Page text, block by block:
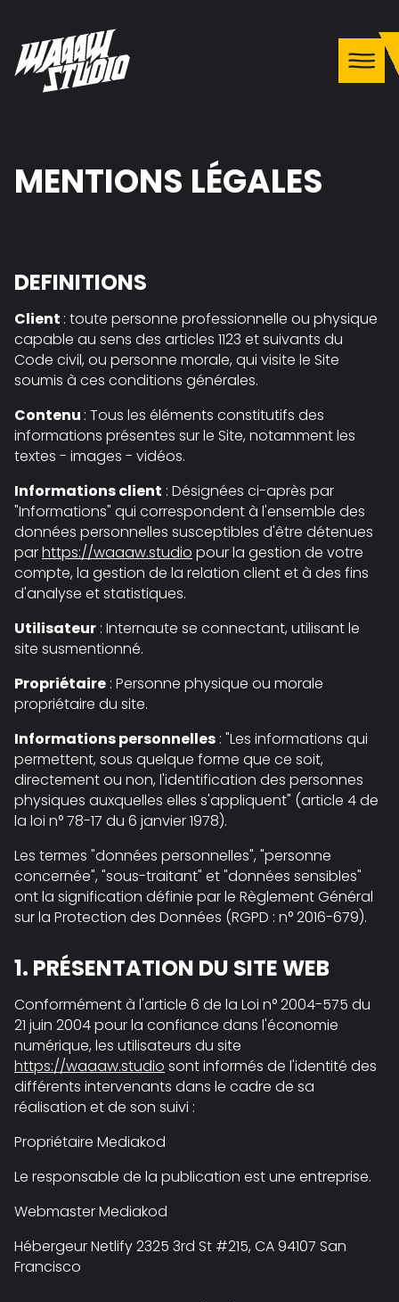
MENTIONS LÉGALES
DEFINITIONS
Client : toute personne professionnelle ou physique
capable au sens des articles 1123 et suivants du
Code civil, ou personne morale, qui visite le Site
soumis à ces conditions générales.
Contenu : Tous les éléments constitutifs des
informations présentes sur le Site, notamment les
textes - images - vidéos.
Informations client : Désignées ci-après par
"Informations" qui correspondent à l'ensemble des
données personnelles susceptibles d'être détenues
parhttps://waaaw.studio pour la gestion de votre
compte, la gestion de la relation client et à des fins
d'analyse et statistiques.
Utilisateur : Internaute se connectant, utilisant le
site susmentionné.
Propriétaire : Personne physique ou morale
propriétaire du site.
Informations personnelles : "Les informations qui
permettent, sous quelque forme que ce soit,
directement ou non, l'identification des personnes
physiques auxquelles elles s'appliquent" (article 4 de
la loi n° 78-17 du 6 janvier 1978).
Les termes "données personnelles", "personne
concernée", "sous-traitant" et "données sensibles"
ont la signification définie par le Règlement Général
sur la Protection des Données (RGPD : n° 2016-679).
1. PRÉSENTATION DU SITE WEB
Conformément à l'article 6 de la Loi n° 2004-575 du
21 juin 2004 pour la confiance dans l'économie
numérique, les utilisateurs du site
https://waaaw.studio sont informés de l'identité des
différents intervenants dans le cadre de sa
réalisation et de son suivi :
Propriétaire Mediakod
Le responsable de la publication est une entreprise.
Webmaster Mediakod
Hébergeur Netlify 2325 3rd St #215, CA 94107 San
Francisco